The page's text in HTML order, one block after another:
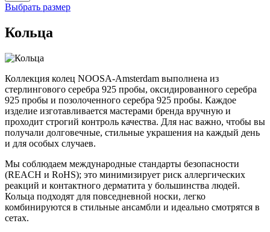
Выбрать размер
Кольца
Коллекция колец NOOSA-Amsterdam выполнена из
стерлингового серебра 925 пробы, оксидированного серебра
925 пробы и позолоченного серебра 925 пробы. Каждое
изделие изготавливается мастерами бренда вручную и
проходит строгий контроль качества. Для нас важно, чтобы вы
получали долговечные, стильные украшения на каждый день
и для особых случаев.
Мы соблюдаем международные стандарты безопасности
(REACH и RoHS); это минимизирует риск аллергических
реакций и контактного дерматита у большинства людей.
Кольца подходят для повседневной носки, легко
комбинируются в стильные ансамбли и идеально смотрятся в
сетах.